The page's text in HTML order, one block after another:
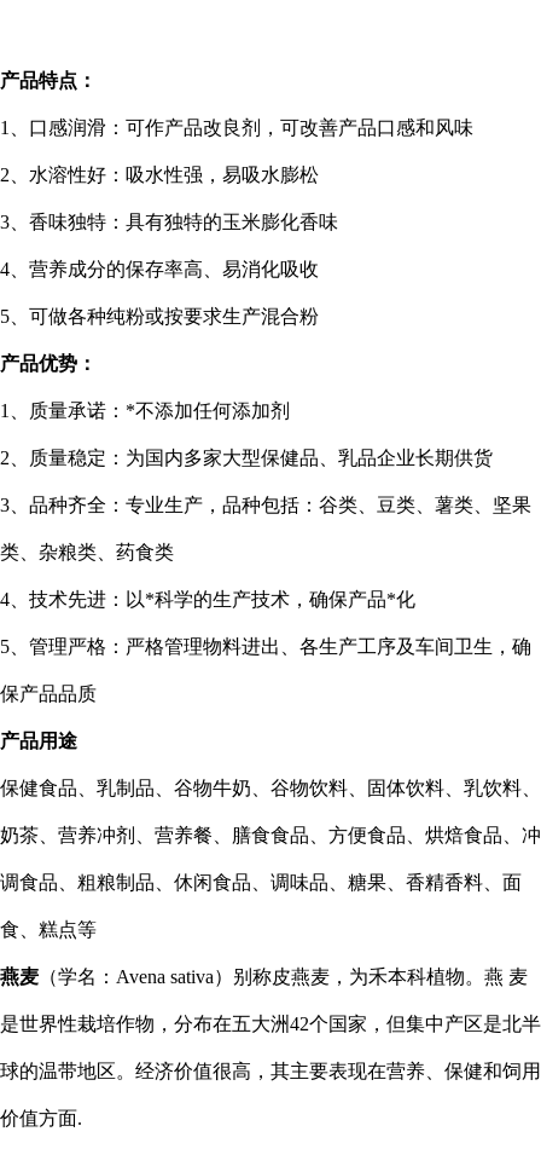
产品特点：
1 、口感润滑：可作产品改良剂，可改善产品口感和风味
2 、水溶性好：吸水性强，易吸水膨松
3 、香味独特：具有独特的玉米膨化香味
4 、营养成分的保存率高、易消化吸收
5 、可做各种纯粉或按要求生产混合粉
产品优势：
1 、质量承诺：*不添加任何添加剂
2 、质量稳定：为国内多家大型保健品、乳品企业长期供货
3 、品种齐全：专业生产，品种包括：谷类、豆类、薯类、坚果
类、杂粮类、药食类
4 、技术先进：以*科学的生产技术，确保产品*化
5 、管理严格：严格管理物料进出、各生产工序及车间卫生，确
保产品品质
产品用途
保健食品、乳制品、谷物牛奶、谷物饮料、固体饮料、乳饮料、
奶茶、营养冲剂、营养餐、膳食食品、方便食品、烘焙食品、冲
调食品、粗粮制品、休闲食品、调味品、糖果、香精香料、面
食、糕点等
燕麦 （学名：Avena sativa）别称皮燕麦，为禾本科植物。燕 麦
是世界性栽培作物，分布在五大洲42个国家，但集中产区是北半
球的温带地区。经济价值很高，其主要表现在营养、保健和饲用
价值方面.